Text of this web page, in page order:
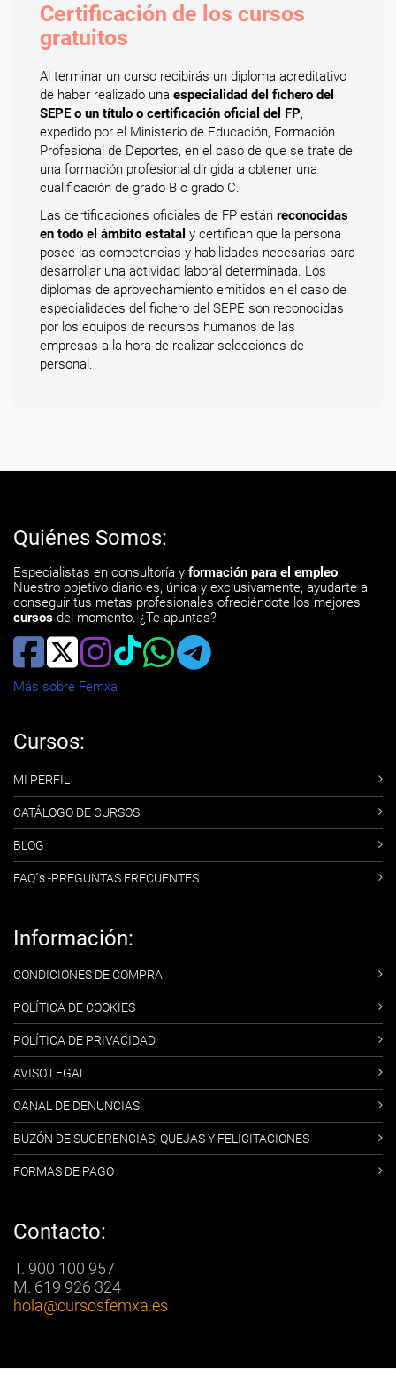
Certificación de los cursos
gratuitos
Al terminar un curso recibirás un diploma acreditativo
de haber realizado una especialidad del fichero del
SEPE o un título o certificación oficial del FP,
expedido por el Ministerio de Educación, Formación
Profesional de Deportes, en el caso de que se trate de
una formación profesional dirigida a obtener una
cualificación de grado B o grado C.
Las certificaciones oficiales de FP están reconocidas
en todo el ámbito estatal y certifican que la persona
posee las competencias y habilidades necesarias para
desarrollar una actividad laboral determinada. Los
diplomas de aprovechamiento emitidos en el caso de
especialidades del fichero del SEPE son reconocidas
por los equipos de recursos humanos de las
empresas a la hora de realizar selecciones de
personal.
Quiénes Somos:
Especialistas en consultoría y formación para el empleo.
Nuestro objetivo diario es, única y exclusivamente, ayudarte a
conseguir tus metas profesionales ofreciéndote los mejores
cursos del momento. ¿Te apuntas?
Más sobre Femxa
Cursos:
MI PERFIL
CATÁLOGO DE CURSOS
BLOG
FAQ´s -PREGUNTAS FRECUENTES
Información:
CONDICIONES DE COMPRA
POLÍTICA DE COOKIES
POLÍTICA DE PRIVACIDAD
AVISO LEGAL
CANAL DE DENUNCIAS
BUZÓN DE SUGERENCIAS, QUEJAS Y FELICITACIONES
FORMAS DE PAGO
Contacto:
T. 900 100 957
M. 619 926 324
hola@cursosfemxa.es